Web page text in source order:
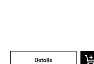
Details